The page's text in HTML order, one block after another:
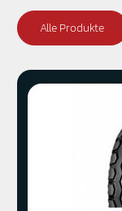
Alle Produkte